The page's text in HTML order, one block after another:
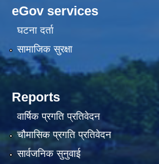
eGov services
घटना दर्ता
सामाजिक सुरक्षा
Reports
वार्षिक प्रगति प्रतिवेदन
चौमासिक प्रगति प्रतिवेदन
सार्वजनिक सुनुवाई